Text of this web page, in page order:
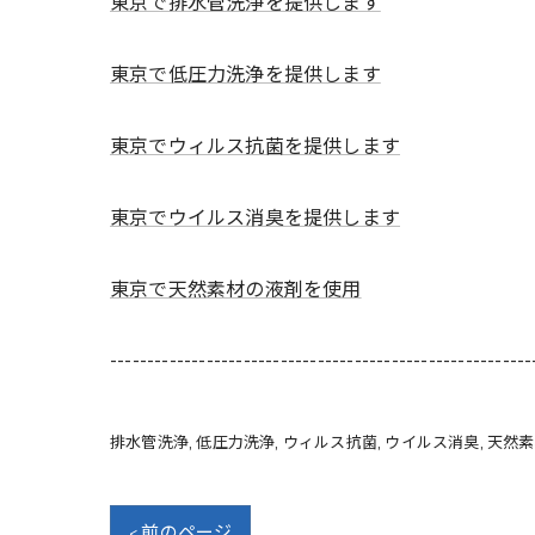
東京で低圧力洗浄を提供します
東京でウィルス抗菌を提供します
東京でウイルス消臭を提供します
東京で天然素材の液剤を使用
排水管洗浄 低圧力洗浄 ウィルス抗菌 ウイルス消臭 天然